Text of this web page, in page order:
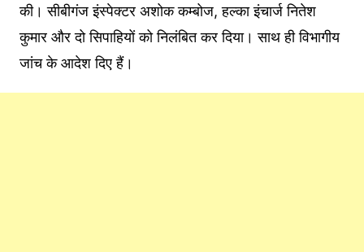
की। सीबीगंज इंस्पेक्टर अशोक कम्बोज, हल्का इंचार्ज नितेश
कुमार और दो सिपाहियों को निलंबित कर दिया। साथ ही विभागीय
जांच के आदेश दिए हैं।